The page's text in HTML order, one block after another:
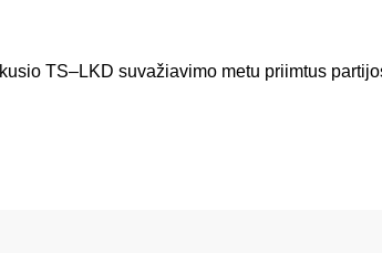
TS–LKD suvažiavimo metu priimtus